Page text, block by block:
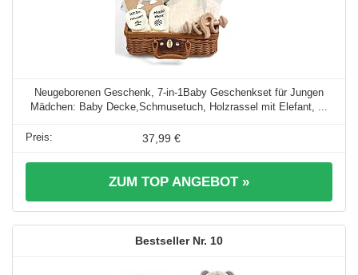
Neugeborenen Geschenk, 7-in-1Baby Geschenkset für Jungen
Mädchen: Baby Decke,Schmusetuch, Holzrassel mit Elefant, ...
37,99 €
ZUM TOP ANGEBOT »
10